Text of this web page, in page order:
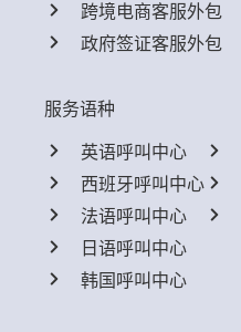
跨境电商客服外包
政府签证客服外包
服务语种
英语呼叫中心
西班牙呼叫中心
法语呼叫中心
日语呼叫中心
韩国呼叫中心